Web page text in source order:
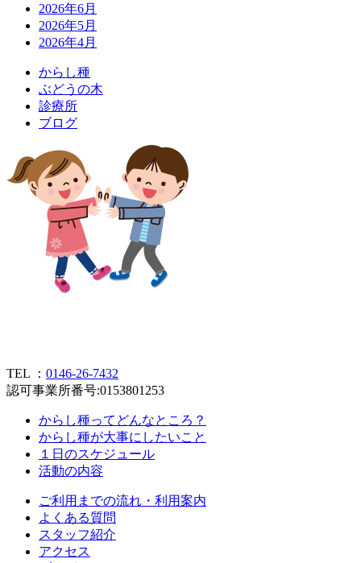
2026年6月
2026年5月
2026年4月
から し種
ぶどう の木
診療所
ブロ グ
TEL ： 0146-26-7432
認可事業所番号:0153801253
からし種ってどんなところ？
からし種が大事にしたいこと
１日のスケジュール
活動の内容
ご利用までの流れ・利用案内
よくある質問
スタッフ紹介
アクセス